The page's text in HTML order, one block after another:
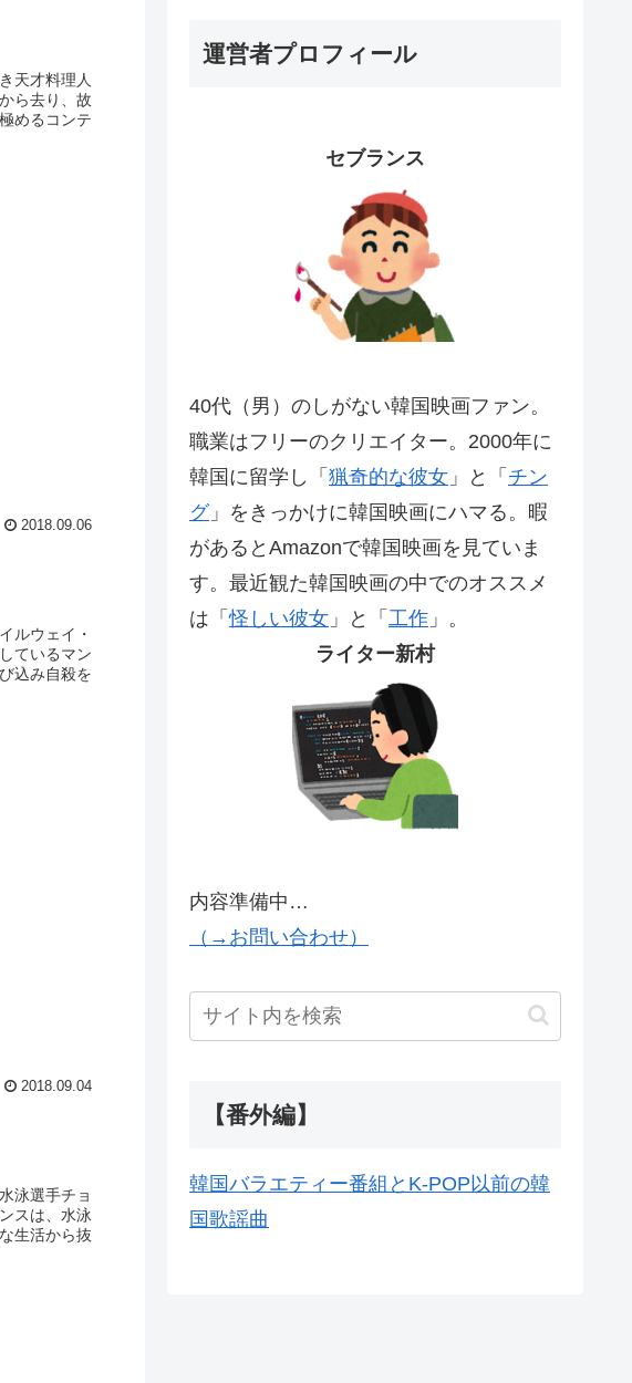
天才料理人
ら去り、故
めるコンテ
2018.09.06
ルウェイ・
ているマン
込み自殺を
2018.09.04
泳選手チョ
スは、水泳
生活から抜
運営者プロフィール
セブランス
40代（男）のしがない韓国映画ファン。
職業はフリーのクリエイター。2000年に
韓国に留学し「 猟奇的な彼女 」と「 チン
グ」をきっかけに韓国映画にハマる。暇
があるとAmazonで韓国映画を見ていま
す。最近観た韓国映画の中でのオススメ
は「怪しい彼女 」と「 工作 」。
ライター新村
内容準備中…
（→お問い合わせ）
【番外編】
韓国バラエティー番組とK-POP以前の韓
国歌謡曲